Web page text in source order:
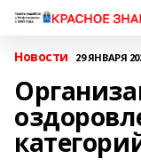
Новости 29 ЯНВАРЯ